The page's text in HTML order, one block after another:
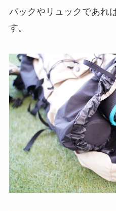
パックやリュックであれ
す。